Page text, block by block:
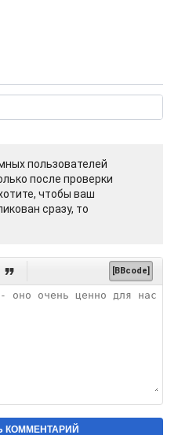
пользователей
после проверки
чтобы ваш
сразу, то
 [BBcode]